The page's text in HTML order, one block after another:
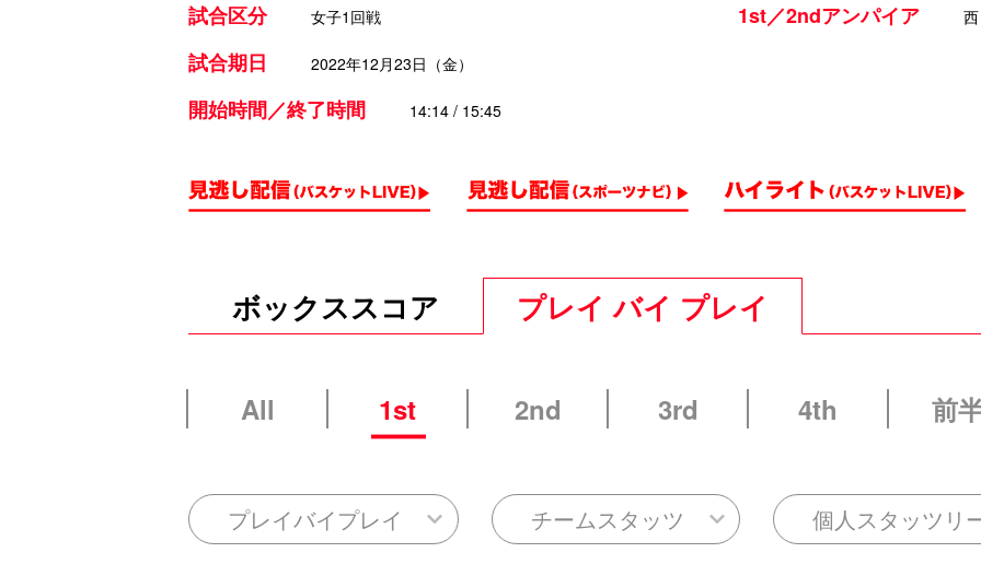
試合区分 女子1回戦
試合期日 2022年12月23日（金）
開始時間／終了時間 14:14 / 15:45
1st／2ndアンパイア
ボックススコア プレイ バイ プレイ
All 1st 2nd 3rd 4th 前
プレイバイプレイ チームスタッツ 個人スタッツリ